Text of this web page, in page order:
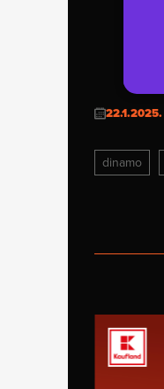
22.1.2025.
dinamo